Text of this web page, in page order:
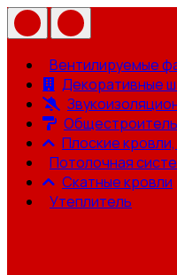
Вентилируемые
Декоративные
Плоские
Потолочная
Скатные кровли
Утеплитель